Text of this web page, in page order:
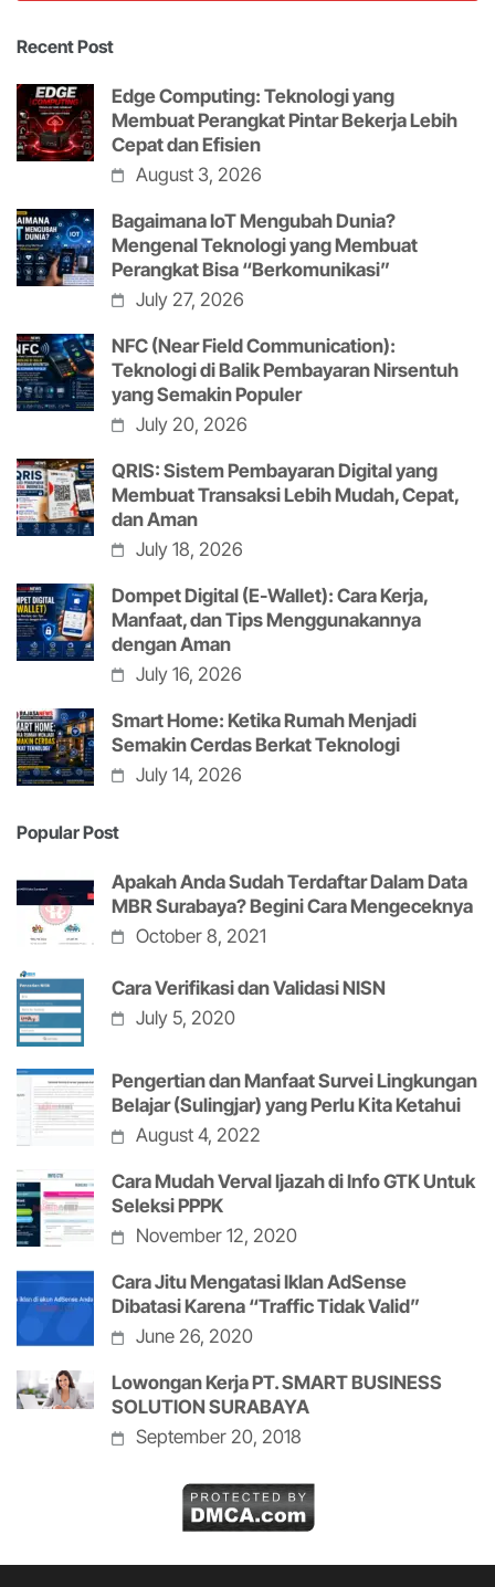
Recent Post
Edge Computing: Teknologi yang
Membuat Perangkat Pintar Bekerja Lebih
Cepat dan Efisien
August 3, 2026
Bagaimana IoT Mengubah Dunia?
Mengenal Teknologi yang Membuat
Perangkat Bisa “Berkomunikasi”
July 27, 2026
NFC (Near Field Communication):
Teknologi di Balik Pembayaran Nirsentuh
yang Semakin Populer
July 20, 2026
QRIS: Sistem Pembayaran Digital yang
Membuat Transaksi Lebih Mudah, Cepat,
dan Aman
July 18, 2026
Dompet Digital (E-Wallet): Cara Kerja,
Manfaat, dan Tips Menggunakannya
dengan Aman
July 16, 2026
Smart Home: Ketika Rumah Menjadi
Semakin Cerdas Berkat Teknologi
July 14, 2026
Popular Post
Apakah Anda Sudah Terdaftar Dalam Data
MBR Surabaya? Begini Cara Mengeceknya
October 8, 2021
Cara Verifikasi dan Validasi NISN
July 5, 2020
Pengertian dan Manfaat Survei Lingkungan
Belajar (Sulingjar) yang Perlu Kita Ketahui
August 4, 2022
Cara Mudah Verval Ijazah di Info GTK Untuk
Seleksi PPPK
November 12, 2020
Cara Jitu Mengatasi Iklan AdSense
Dibatasi Karena “Traffic Tidak Valid”
June 26, 2020
Lowongan Kerja PT. SMART BUSINESS
SOLUTION SURABAYA
September 20, 2018